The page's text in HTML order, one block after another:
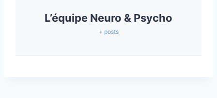
L’équipe Neuro & Psycho
+ posts